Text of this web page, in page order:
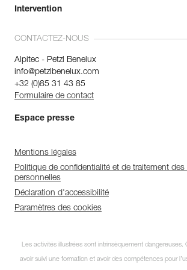
Intervention
CONTACTEZ-NOUS
Alpitec - Petzl Benelux
info@petzlbenelux.com
+32 (0)85 31 43 85
Formulaire de contact
Espace presse
Mentions légales
Politique de confidentialité et de traitement
personnelles
Déclaration d'accessibilité
Paramètres des cookies
Les activités illustrées sont intrinsèquement dangereuses.
avoir suivi une formation et avoir des compétences pour